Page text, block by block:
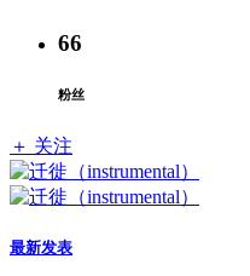
66
粉丝
＋ 关注
最新发表